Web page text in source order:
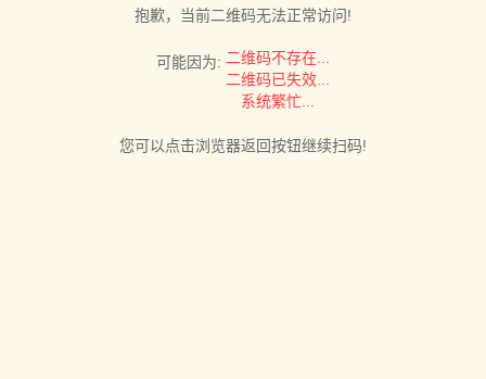
抱歉，当前二维码无法正常访问!
可能因为: 二维码不存在...
二维码已失效...
系统繁忙...
您可以点击浏览器返回按钮继续扫码!